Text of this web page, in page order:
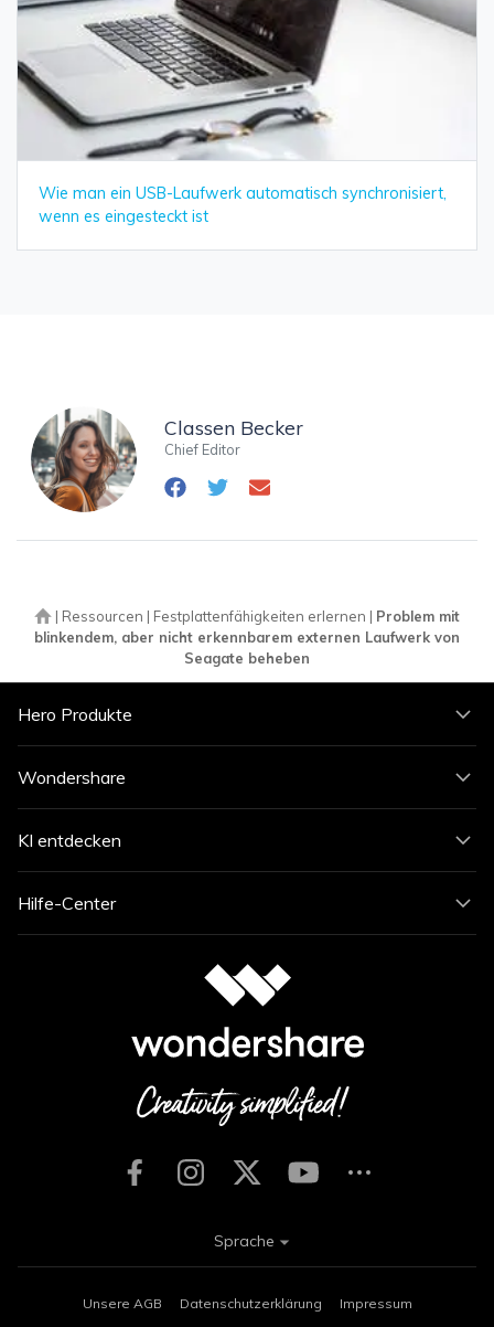
Wie man ein USB-Laufwerk automatisch synchronisiert,
wenn es eingesteckt ist
Classen Becker
Chief Editor
| Ressourcen | Festplattenfähigkeiten erlernen | Problem mit
blinkendem, aber nicht erkennbarem externen Laufwerk von
Seagate beheben
Hero Produkte
Wondershare
KI entdecken
Hilfe-Center
Unsere AGB Datenschutzerklärung
Impressum
Sprache